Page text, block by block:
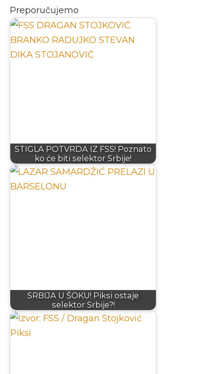
Preporučujemo
STIGLA POTVRDA IZ FSS! Poznato
ko će biti selektor Srbije!
SRBIJA U ŠOKU! Piksi ostaje
selektor Srbije?!